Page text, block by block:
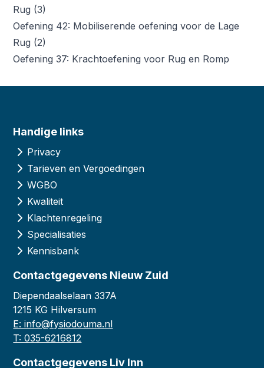
Rug (3)
Oefening 42: Mobiliserende oefening voor de Lage
Rug (2)
Oefening 37: Krachtoefening voor Rug en Romp
Handige links
Privacy
Tarieven en Vergoedingen
WGBO
Kwaliteit
Klachtenregeling
Specialisaties
Kennisbank
Contactgegevens Nieuw Zuid
Diependaalselaan 337A
1215 KG Hilversum
E: info@fysiodouma.nl
T: 035-6216812
Contactgegevens Liv Inn